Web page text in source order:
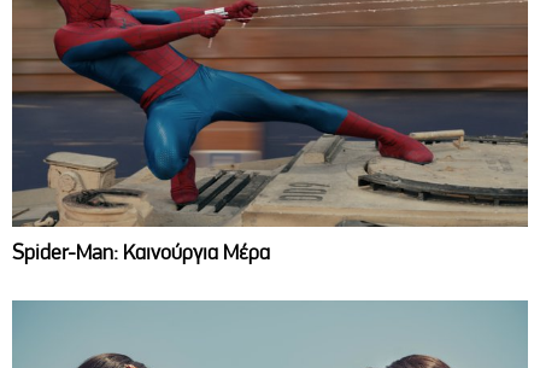
Spider-Man: Καινούργια Μέρα